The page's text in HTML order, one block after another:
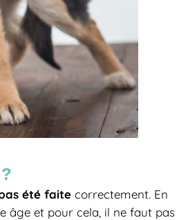
été faite correctement. En
âge et pour cela, il ne faut pas